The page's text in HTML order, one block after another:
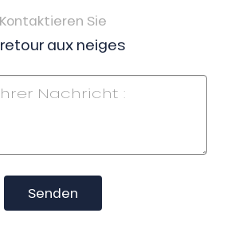
Kontaktieren Sie
aux neiges
Senden